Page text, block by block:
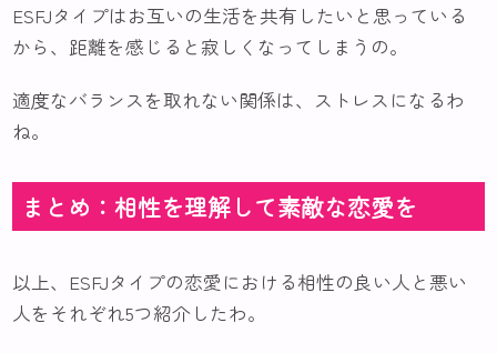
ESFJタイプはお互いの生活を共有したいと思っている
から、距離を感じると寂しくなってしまうの。
適度なバランスを取れない関係は、ストレスになるわ
ね。
まとめ：相性を理解して素敵な恋愛を
以上、ESFJタイプの恋愛における相性の良い人と悪い
人をそれぞれ5つ紹介したわ。